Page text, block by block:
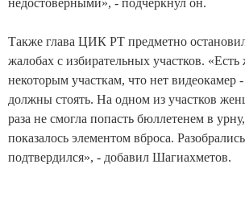
недостоверными», - подчеркнул он.
Также глава ЦИК РТ предметно
жалобах с избирательных участков.
некоторым участкам, что нет видеокамер
должны стоять. На одном из участков
раза не смогла попасть бюллетенем в
показалось элементом вброса.
подтвердился», - добавил Шагиахметов.